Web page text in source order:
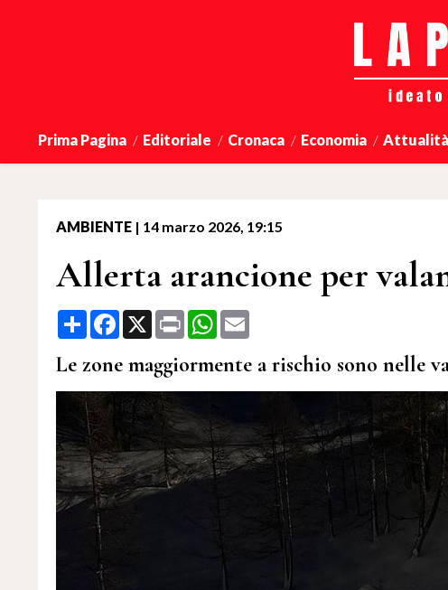
Prima Pagina Editoriale Cronaca Economia Attualità
AMBIENTE | 14 marzo 2026, 19:15
Allerta arancione per
Share Facebook
X Print WhatsApp
Le zone maggiormente a rischio sono nelle